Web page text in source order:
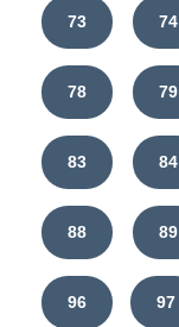
73 74
78 79
83 84
88 89
96 97